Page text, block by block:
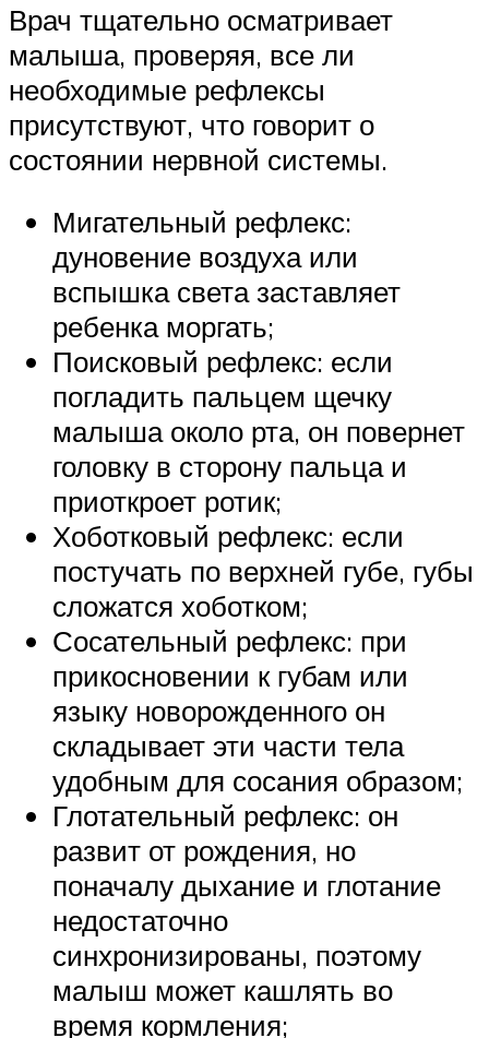
Врач тщательно осматривает
малыша, проверяя, все ли
необходимые рефлексы
присутствуют, что говорит о
состоянии нервной системы.
Мигательный рефлекс:
дуновение воздуха или
вспышка света заставляет
ребенка моргать;
Поисковый рефлекс: если
погладить пальцем щечку
малыша около рта, он повернет
головку в сторону пальца и
приоткроет ротик;
Хоботковый рефлекс: если
постучать по верхней губе, губы
сложатся хоботком;
Сосательный рефлекс: при
прикосновении к губам или
языку новорожденного он
складывает эти части тела
удобным для сосания образом;
Глотательный рефлекс: он
развит от рождения, но
поначалу дыхание и глотание
недостаточно
синхронизированы, поэтому
малыш может кашлять во
время кормления;